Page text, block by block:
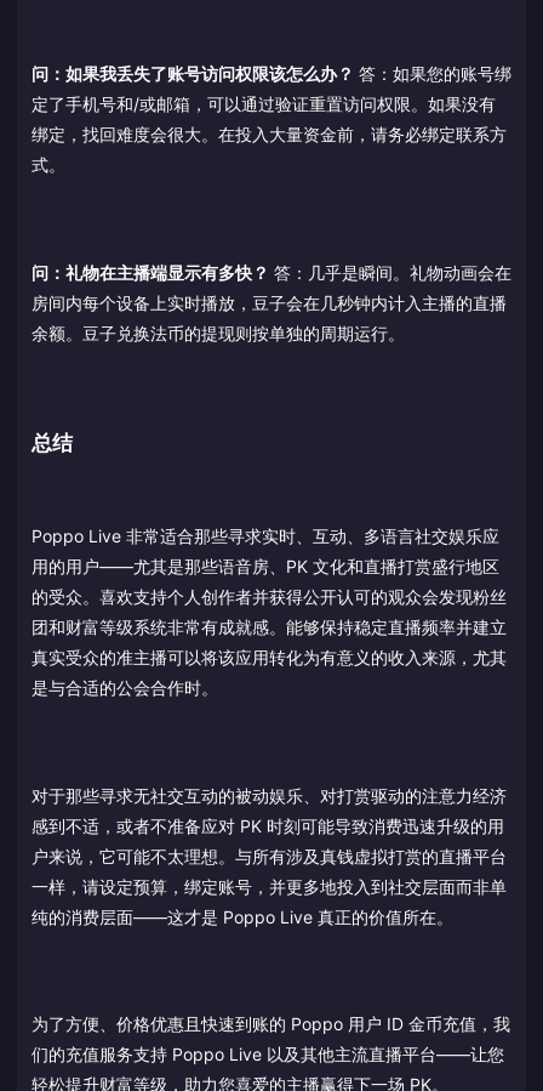
问：如果我丢失了账号访问权限该怎么办？ 答：如果您的账号绑
定了手机号和/或邮箱，可以通过验证重置访问权限。如果没有
绑定，找回难度会很大。在投入大量资金前，请务必绑定联系方
式。
问：礼物在主播端显示有多快？ 答：几乎是瞬间。礼物动画会在
房间内每个设备上实时播放，豆子会在几秒钟内计入主播的直播
余额。豆子兑换法币的提现则按单独的周期运行。
总结
Poppo Live 非常适合那些寻求实时、互动、多语言社交娱乐应
用的用户——尤其是那些语音房、PK 文化和直播打赏盛行地区
的受众。喜欢支持个人创作者并获得公开认可的观众会发现粉丝
团和财富等级系统非常有成就感。能够保持稳定直播频率并建立
真实受众的准主播可以将该应用转化为有意义的收入来源，尤其
是与合适的公会合作时。
对于那些寻求无社交互动的被动娱乐、对打赏驱动的注意力经济
感到不适，或者不准备应对 PK 时刻可能导致消费迅速升级的用
户来说，它可能不太理想。与所有涉及真钱虚拟打赏的直播平台
一样，请设定预算，绑定账号，并更多地投入到社交层面而非单
纯的消费层面——这才是 Poppo Live 真正的价值所在。
为了方便、价格优惠且快速到账的 Poppo 用户 ID 金币充值，我
们的充值服务支持 Poppo Live 以及其他主流直播平台——让您
轻松提升财富等级，助力您喜爱的主播赢得下一场 PK。